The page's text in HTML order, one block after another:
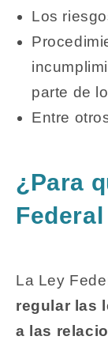
Los
parte de
Entre
¿Para
La Ley
regular las
a las